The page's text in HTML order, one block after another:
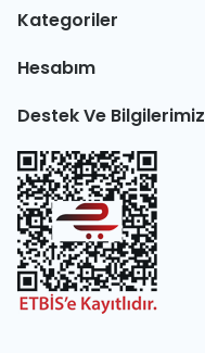
Kategoriler
Hesabım
Destek Ve Bilgilerimiz